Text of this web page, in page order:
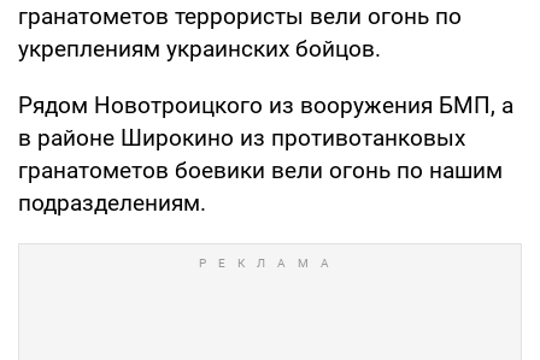
гранатометов террористы вели огонь по
укреплениям украинских бойцов.
Рядом Новотроицкого из вооружения БМП, а
в районе Широкино из противотанковых
гранатометов боевики вели огонь по нашим
подразделениям.